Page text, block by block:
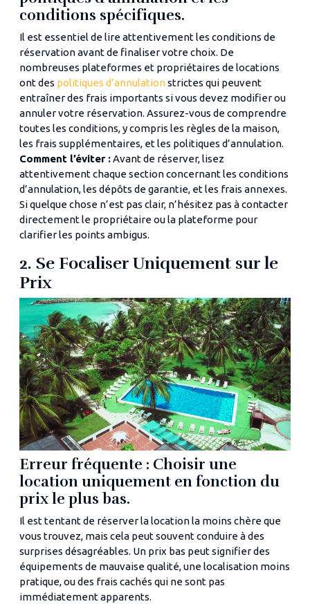
conditions spécifiques.
Il est essentiel de lire attentivement les conditions de
réservation avant de finaliser votre choix. De
nombreuses plateformes et propriétaires de locations
ont des politiques d’annulationstrictes qui peuvent
entraîner des frais importants si vous devez modifier ou
annuler votre réservation. Assurez-vous de comprendre
toutes les conditions, y compris les règles de la maison,
les frais supplémentaires, et les politiques d’annulation​.
Comment l’éviter :Avant de réserver, lisez
attentivement chaque section concernant les conditions
d’annulation, les dépôts de garantie, et les frais annexes.
Si quelque chose n’est pas clair, n’hésitez pas à contacter
directement le propriétaire ou la plateforme pour
clarifier les points ambigus.
2. Se Focaliser Uniquement sur le
Prix
Erreur fréquente : Choisir une
location uniquement en fonction du
prix le plus bas.
Il est tentant de réserver la location la moins chère que
vous trouvez, mais cela peut souvent conduire à des
surprises désagréables. Un prix bas peut signifier des
équipements de mauvaise qualité, une localisation moins
pratique, ou des frais cachés qui ne sont pas
immédiatement apparents.